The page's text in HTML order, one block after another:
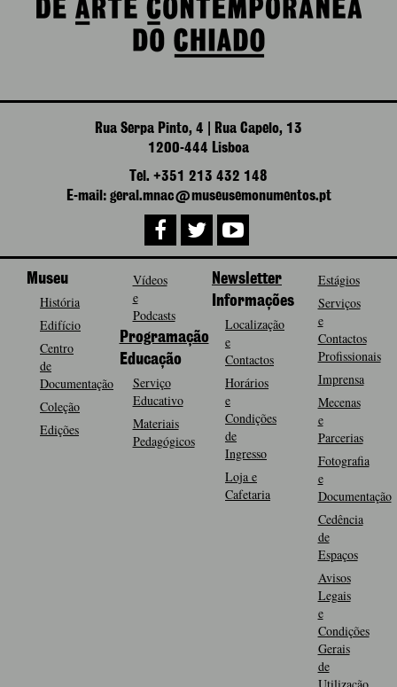
Rua Serpa Pinto, 4 | Rua Capelo, 13
1200-444 Lisboa
Tel. +351 213 432 148
E-mail: geral.mnac@museusemonumentos.pt
Museu
História
Edifício
Centro
de
Documentação
Coleção
Edições
Vídeos
e
Podcasts
Programação
Educação
Serviço
Educativo
Materiais
Pedagógicos
Newsletter
Informações
Localização
e
Contactos
Horários
e
Condições
de
Ingresso
Loja e
Cafetaria
Estágios
Serviços
e
Contactos
Profissionais
Imprensa
Mecenas
e
Parcerias
Fotografia
e
Documentação
Cedência
de
Espaços
Avisos
Legais
e
Condições
Gerais
de
Utilização